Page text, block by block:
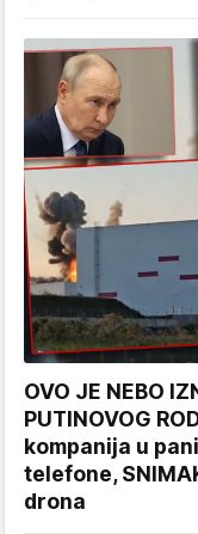
OVO JE NEBO
PUTINOVOG
kompanija u
telefone,
drona